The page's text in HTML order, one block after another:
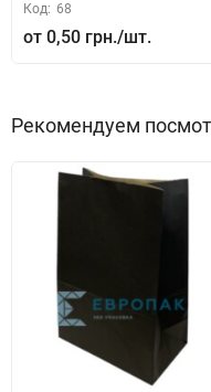
Код: 68
0,50 грн.
Рекомендуем